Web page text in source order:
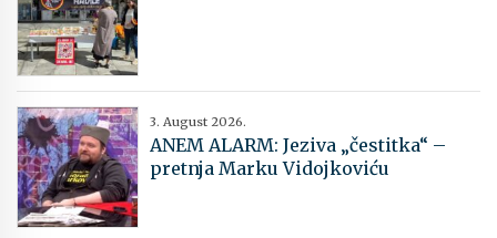
3. August 2026.
ANEM ALARM: Jeziva „čestitka“ –
pretnja Marku Vidojkoviću